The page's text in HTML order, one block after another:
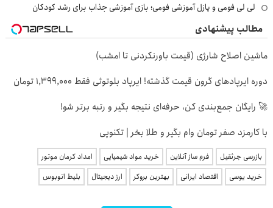
لی لی فومی و پازل آموزشی فومی؛ بازی آموزشی جذاب برای رشد کودکان
مطالب پیشنهادی
ماشین اصلاح شارژی (قیمت باورنکردنی تا امشب)
دوره ایرپاد‌های گرون قیمت گذشته! ایرپاد بلوتوثی فقط 1,399,000 تومان
🚀 رایگان جمع‌بندی کن، حرفه‌ای نتیجه بگیر و رتبه برتر شو!
با کارمزد صفر تومان وام بگیر و طلا بخر | تکنوپی
بازرسی جرثقیل فرم ساز آنلاین خرید مواد شیمیایی
امداد کرمان موتور
خرید یوسی
اقتصاد ایرانی بهترین بروکر ارز دیجیتال بلیط اتوبوس